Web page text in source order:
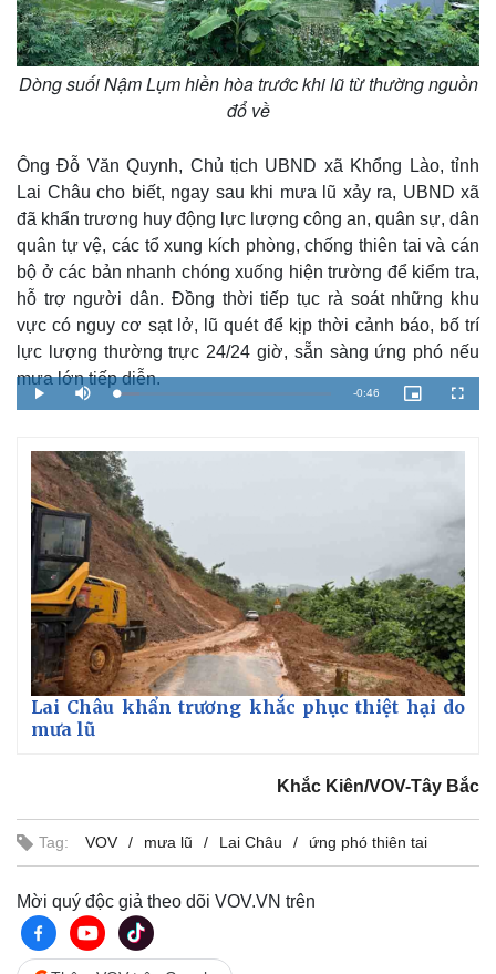
Dòng suối Nậm Lụm hiền hòa trước khi lũ từ thường nguồn
đổ về
Ông Đỗ Văn Quynh, Chủ tịch UBND xã Khổng Lào, tỉnh
Lai Châu cho biết, ngay sau khi mưa lũ xảy ra, UBND xã
đã khẩn trương huy động lực lượng công an, quân sự, dân
quân tự vệ, các tổ xung kích phòng, chống thiên tai và cán
bộ ở các bản nhanh chóng xuống hiện trường để kiểm tra,
hỗ trợ người dân. Đồng thời tiếp tục rà soát những khu
vực có nguy cơ sạt lở, lũ quét để kịp thời cảnh báo, bố trí
lực lượng thường trực 24/24 giờ, sẵn sàng ứng phó nếu
mưa lớn tiếp diễn.
P
l
M
u
L
o
d
1
0
.
7
6
%
R
i
n
g
T
e
-0:46
P
i
r
r
e
F
u
c
Lai Châu khẩn trương khắc phục thiệt hại do
mưa lũ
Khắc Kiên/VOV-Tây Bắc
Tag: VOV mưa lũ Lai Châu ứng phó thiên tai
Mời quý độc giả theo dõi VOV.VN trên